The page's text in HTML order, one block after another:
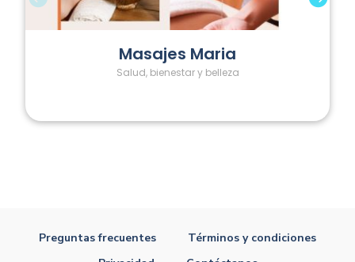
Masajes Maria
Salud, bienestar y belleza
Preguntas frecuentes
Términos y condiciones